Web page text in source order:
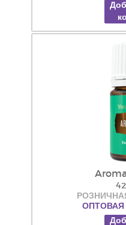
ОПТОВАЯ